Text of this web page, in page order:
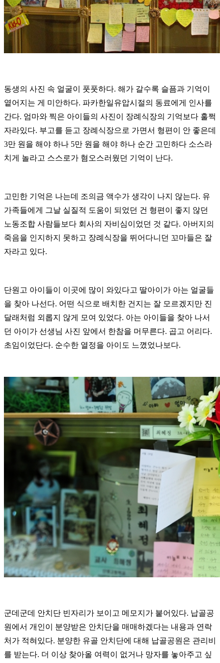
동생의 사진 속 얼굴이 풋풋하다. 해가 갈수록 슬픔과 기억이
옅어지는 게 미안하다. 파카한일유압시절의 동료에게 인사를
간다. 엄마와 찍은 아이들의 사진이 장례식장의 기억보다 훌쩍
자라있다. 부고를 듣고 장례식장으로 가면서 형편이 안 좋은데
3만 원을 해야 하나 5만 원을 해야 하나 순간 고민하다 소스라
치게 놀라고 스스로가 혐오스러웠던 기억이 난다.
고민한 기억은 나는데 조의금 액수가 생각이 나지 않는다. 유
가족들에게 그날 실질적 도움이 되었던 건 형편이 좋지 않던
노동조합 사람들보다 회사의 자비심이었던 것 같다. 아버지의
죽음을 인지하지 못하고 장례식장을 뛰어다니던 꼬마들은 잘
자라고 있다.
단원고 아이들이 이곳에 많이 와있다고 딸아이가 아는 얼굴들
을 찾아 나선다. 어떤 식으로 배치한 건지는 잘 모르겠지만 진
달래처럼 외롭지 않게 모여 있었다. 아는 아이들을 찾아 나서
던 아이가 선생님 사진 앞에서 한참을 머무른다. 곱고 어리다.
초임이었단다. 순수한 열정을 아이도 느꼈었나보다.
군데군데 안치단 빈자리가 보이고 메모지가 붙어있다. 납골공
원에서 개인이 분양받은 안치단을 매매하겠다는 내용과 연락
처가 적혀있다. 분양한 유골 안치단에 대해 납골공원은 관리비
를 받는다. 더 이상 찾아올 여력이 없거나 망자를 놓아주고 싶